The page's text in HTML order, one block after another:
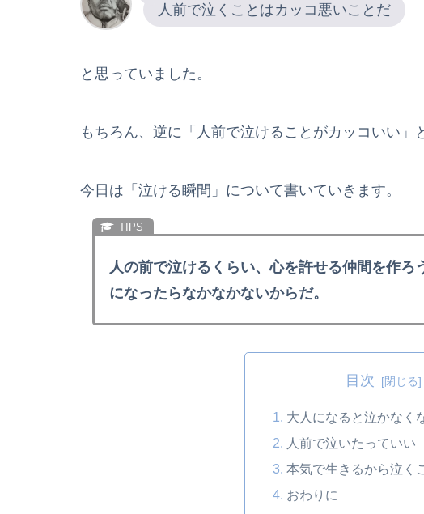
人前で泣くことはカッコ悪いことだ
と思っていました。
もちろん、逆に「人前で泣けることがカッコいい」
今日は「泣ける瞬間」について書いていきます。
人の前で泣けるくらい、心を許せる仲間を作ろ
になったらなかなかないからだ。
目次
大人になると泣かなく
人前で泣いたっていい
本気で生きるから泣く
おわりに